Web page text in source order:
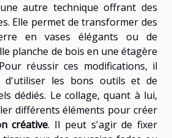
autre technique offrant des
Elle permet de transformer des
en vases élégants ou de
planche de bois en une étagère
réussir ces modifications, il
d'utiliser les bons outils et de
dédiés. Le collage, quant à lui,
différents éléments pour créer
créative. Il peut s'agir de fixer